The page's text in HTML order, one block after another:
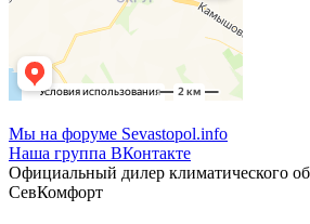
Мы на форуме Sevastopol.info
Наша группа ВКонтакте
Официальный дилер климатического
СевКомфорт